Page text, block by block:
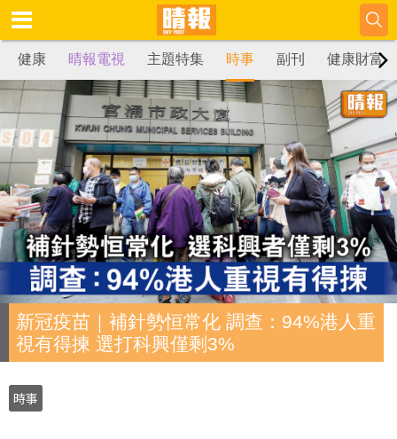
健康 晴報電視 主題特集 時事 副刊 健康財富
新冠疫苗｜補針勢恒常化 調查：94%港人重
視有得揀 選打科興僅剩3%
時事